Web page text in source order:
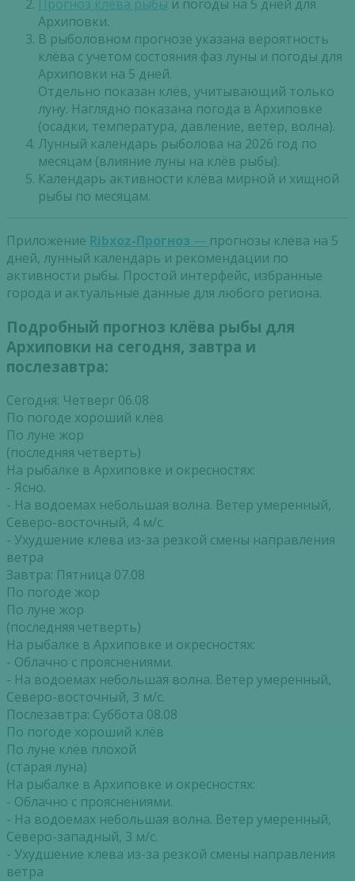
Прогноз клева рыбы и погоды на 5 дней для
Архиповки.
В рыболовном прогнозе указана вероятность
клёва с учетом состояния фаз луны и погоды для
Архиповки на 5 дней.
Отдельно показан клёв, учитывающий только
луну. Наглядно показана погода в Архиповке
(осадки, температура, давление, ветер, волна).
Лунный календарь рыболова на 2026 год по
месяцам (влияние луны на клёв рыбы).
Календарь активности клёва мирной и хищной
рыбы по месяцам.
Приложение Ribxoz-Прогноз — прогнозы клёва на 5
дней, лунный календарь и рекомендации по
активности рыбы. Простой интерфейс, избранные
города и актуальные данные для любого региона.
Подробный прогноз клёва рыбы для
Архиповки на сегодня, завтра и
послезавтра:
Сегодня: Четверг 06.08
По погоде хороший клёв
По луне жор
(последняя четверть)
На рыбалке в Архиповке и окресностях:
- Ясно.
- На водоемах небольшая волна. Ветер умеренный,
Северо-восточный, 4 м/с.
- Ухудшение клева из-за резкой смены направления
ветра
Завтра: Пятница 07.08
По погоде жор
По луне жор
(последняя четверть)
На рыбалке в Архиповке и окресностях:
- Облачно с прояснениями.
- На водоемах небольшая волна. Ветер умеренный,
Северо-восточный, 3 м/с.
Послезавтра: Суббота 08.08
По погоде хороший клёв
По луне клёв плохой
(старая луна)
На рыбалке в Архиповке и окресностях:
- Облачно с прояснениями.
- На водоемах небольшая волна. Ветер умеренный,
Северо-западный, 3 м/с.
- Ухудшение клева из-за резкой смены направления
ветра